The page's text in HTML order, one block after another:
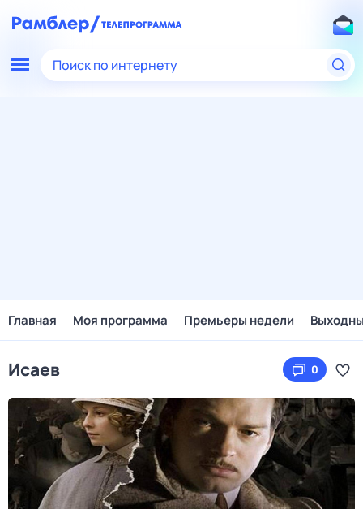
Поиск по интернету
Главная Моя программа Премьеры недели
Исаев 0